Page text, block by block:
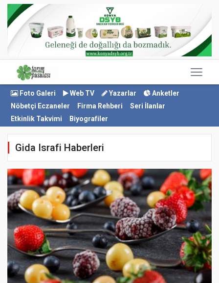
Foto Galeri Web TV Yazarlar
Anketler
Nöbetçi Eczaneler
Firma Rehberi
Seri İlanlar
Etkinlik Takvimi
Biyografiler
Gida Israfi Haberleri